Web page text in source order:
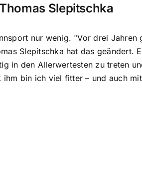
Slepitschka
nur wenig. "Vor drei
Slepitschka hat das
in den Allerwertesten zu treten
ihm bin ich viel fitter – und auch